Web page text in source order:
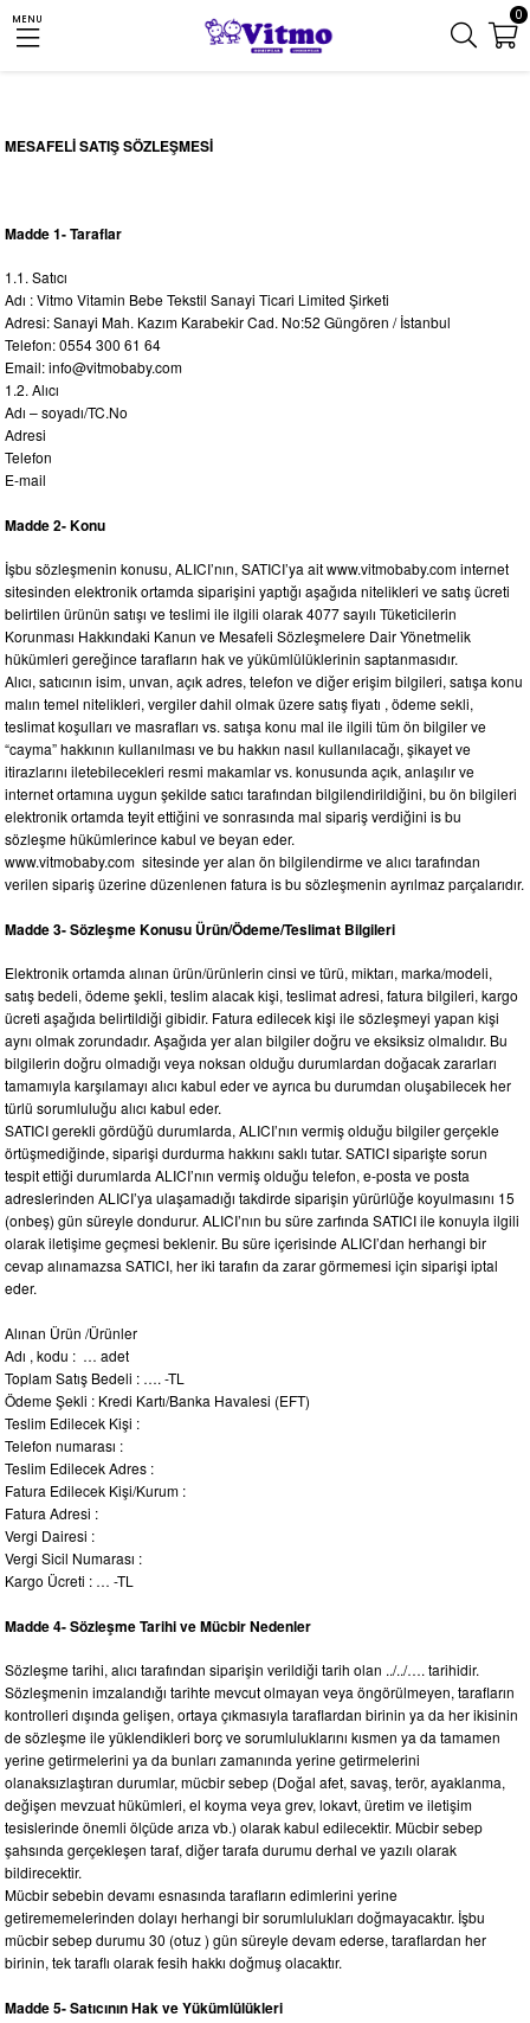
MENU 0
MESAFELİ SATIŞ SÖZLEŞMESİ
Madde 1- Taraflar
1.1. Satıcı
Adı : Vitmo Vitamin Bebe Tekstil Sanayi Ticari Limited Şirketi
Adresi: Sanayi Mah. Kazım Karabekir Cad. No:52 Güngören / İstanbul
Telefon: 0554 300 61 64
Email:info@vitmobaby.com
1.2. Alıcı
Adı – soyadı/TC.No
Adresi
Telefon
E-mail
Madde 2- Konu
İşbu sözleşmenin konusu, ALICI’nın, SATICI’ya ait www.vitmobaby.com internet
sitesinden elektronik ortamda siparişini yaptığı aşağıda nitelikleri ve satış ücreti
belirtilen ürünün satışı ve teslimi ile ilgili olarak 4077 sayılı Tüketicilerin
Korunması Hakkındaki Kanun ve Mesafeli Sözleşmelere Dair Yönetmelik
hükümleri gereğince tarafların hak ve yükümlülüklerinin saptanmasıdır.
Alıcı, satıcının isim, unvan, açık adres, telefon ve diğer erişim bilgileri, satışa konu
malın temel nitelikleri, vergiler dahil olmak üzere satış fiyatı , ödeme sekli,
teslimat koşulları ve masrafları vs. satışa konu mal ile ilgili tüm ön bilgiler ve
“cayma” hakkının kullanılması ve bu hakkın nasıl kullanılacağı, şikayet ve
itirazlarını iletebilecekleri resmi makamlar vs. konusunda açık, anlaşılır ve
internet ortamına uygun şekilde satıcı tarafından bilgilendirildiğini, bu ön bilgileri
elektronik ortamda teyit ettiğini ve sonrasında mal sipariş verdiğini is bu
sözleşme hükümlerince kabul ve beyan eder.
www.vitmobaby.com sitesinde yer alan ön bilgilendirme ve alıcı tarafından
verilen sipariş üzerine düzenlenen fatura is bu sözleşmenin ayrılmaz parçalarıdır.
Madde 3- Sözleşme Konusu Ürün/Ödeme/Teslimat Bilgileri
Elektronik ortamda alınan ürün/ürünlerin cinsi ve türü, miktarı, marka/modeli,
satış bedeli, ödeme şekli, teslim alacak kişi, teslimat adresi, fatura bilgileri, kargo
ücreti aşağıda belirtildiği gibidir. Fatura edilecek kişi ile sözleşmeyi yapan kişi
aynı olmak zorundadır. Aşağıda yer alan bilgiler doğru ve eksiksiz olmalıdır. Bu
bilgilerin doğru olmadığı veya noksan olduğu durumlardan doğacak zararları
tamamıyla karşılamayı alıcı kabul eder ve ayrıca bu durumdan oluşabilecek her
türlü sorumluluğu alıcı kabul eder.
SATICI gerekli gördüğü durumlarda, ALICI’nın vermiş olduğu bilgiler gerçekle
örtüşmediğinde, siparişi durdurma hakkını saklı tutar. SATICI siparişte sorun
tespit ettiği durumlarda ALICI’nın vermiş olduğu telefon, e-posta ve posta
adreslerinden ALICI’ya ulaşamadığı takdirde siparişin yürürlüğe koyulmasını 15
(onbeş) gün süreyle dondurur. ALICI’nın bu süre zarfında SATICI ile konuyla ilgili
olarak iletişime geçmesi beklenir. Bu süre içerisinde ALICI’dan herhangi bir
cevap alınamazsa SATICI, her iki tarafın da zarar görmemesi için siparişi iptal
eder.
Alınan Ürün /Ürünler
Adı , kodu : … adet
Toplam Satış Bedeli : …. -TL
Ödeme Şekli : Kredi Kartı/Banka Havalesi (EFT)
Teslim Edilecek Kişi :
Telefon numarası :
Teslim Edilecek Adres :
Fatura Edilecek Kişi/Kurum :
Fatura Adresi :
Vergi Dairesi :
Vergi Sicil Numarası :
Kargo Ücreti : … -TL
Madde 4- Sözleşme Tarihi ve Mücbir Nedenler
Sözleşme tarihi, alıcı tarafından siparişin verildiği tarih olan ../../…. tarihidir.
Sözleşmenin imzalandığı tarihte mevcut olmayan veya öngörülmeyen, tarafların
kontrolleri dışında gelişen, ortaya çıkmasıyla taraflardan birinin ya da her ikisinin
de sözleşme ile yüklendikleri borç ve sorumluluklarını kısmen ya da tamamen
yerine getirmelerini ya da bunları zamanında yerine getirmelerini
olanaksızlaştıran durumlar, mücbir sebep (Doğal afet, savaş, terör, ayaklanma,
değişen mevzuat hükümleri, el koyma veya grev, lokavt, üretim ve iletişim
tesislerinde önemli ölçüde arıza vb.) olarak kabul edilecektir. Mücbir sebep
şahsında gerçekleşen taraf, diğer tarafa durumu derhal ve yazılı olarak
bildirecektir.
Mücbir sebebin devamı esnasında tarafların edimlerini yerine
getirememelerinden dolayı herhangi bir sorumlulukları doğmayacaktır. İşbu
mücbir sebep durumu 30 (otuz ) gün süreyle devam ederse, taraflardan her
birinin, tek taraflı olarak fesih hakkı doğmuş olacaktır.
Madde 5- Satıcının Hak ve Yükümlülükleri